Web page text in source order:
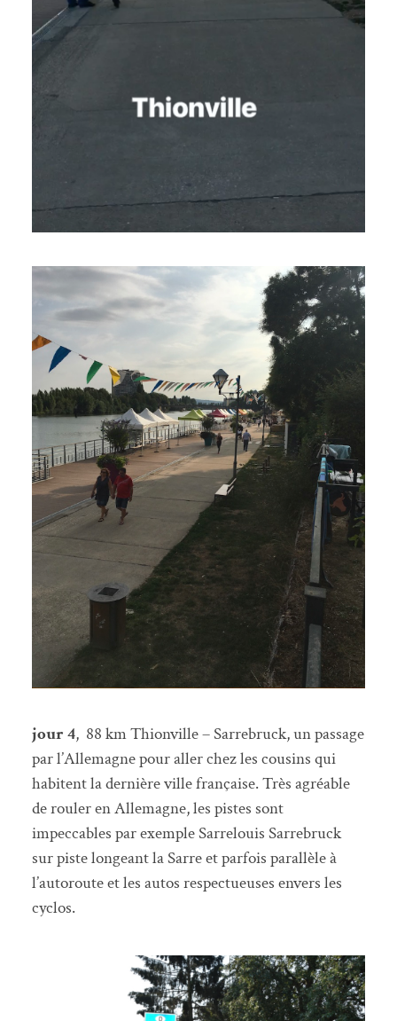
jour 4, 88 km Thionville – Sarrebruck, un passage
par l’Allemagne pour aller chez les cousins qui
habitent la dernière ville française. Très agréable
de rouler en Allemagne, les pistes sont
impeccables par exemple Sarrelouis Sarrebruck
sur piste longeant la Sarre et parfois parallèle à
l’autoroute et les autos respectueuses envers les
cyclos.